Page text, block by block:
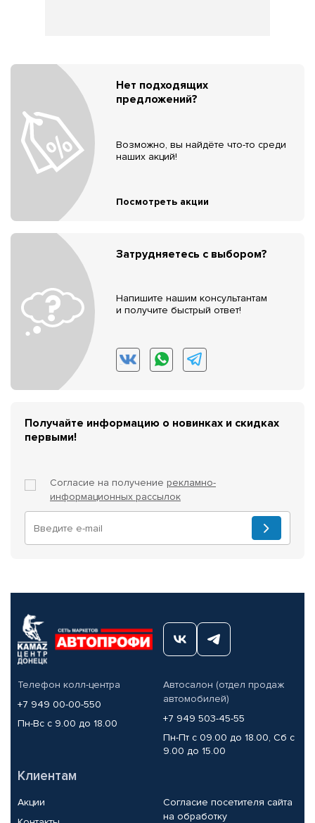
Нет подходящих
предложений?
Возможно, вы найдёте что-то среди
наших акций!
Посмотреть акции
Затрудняетесь с выбором?
Напишите нашим консультантам
и получите быстрый ответ!
Получайте информацию о новинках и скидках
первыми!
Согласие на получение рекламно-
информационных рассылок
Телефон колл-центра
+7 949 00-00-550
Пн-Вс с 9.00 до 18.00
Автосалон (отдел продаж
автомобилей)
+7 949 503-45-55
Пн-Пт с 09.00 до 18.00, Сб с
9.00 до 15.00
Клиентам
Акции
Согласие посетителя сайта
на обработку